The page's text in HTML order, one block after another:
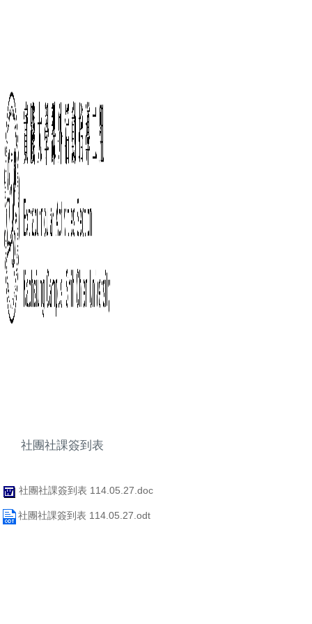
社團社課簽到表
社團社課簽到表 114.05.27.doc
社團社課簽到表 114.05.27.odt